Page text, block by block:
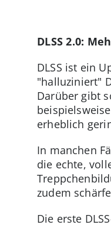
DLSS 2.0:
DLSS ist ein
"halluziniert"
Darüber gibt
erheblich
In manchen
die echte,
zudem
Die erste